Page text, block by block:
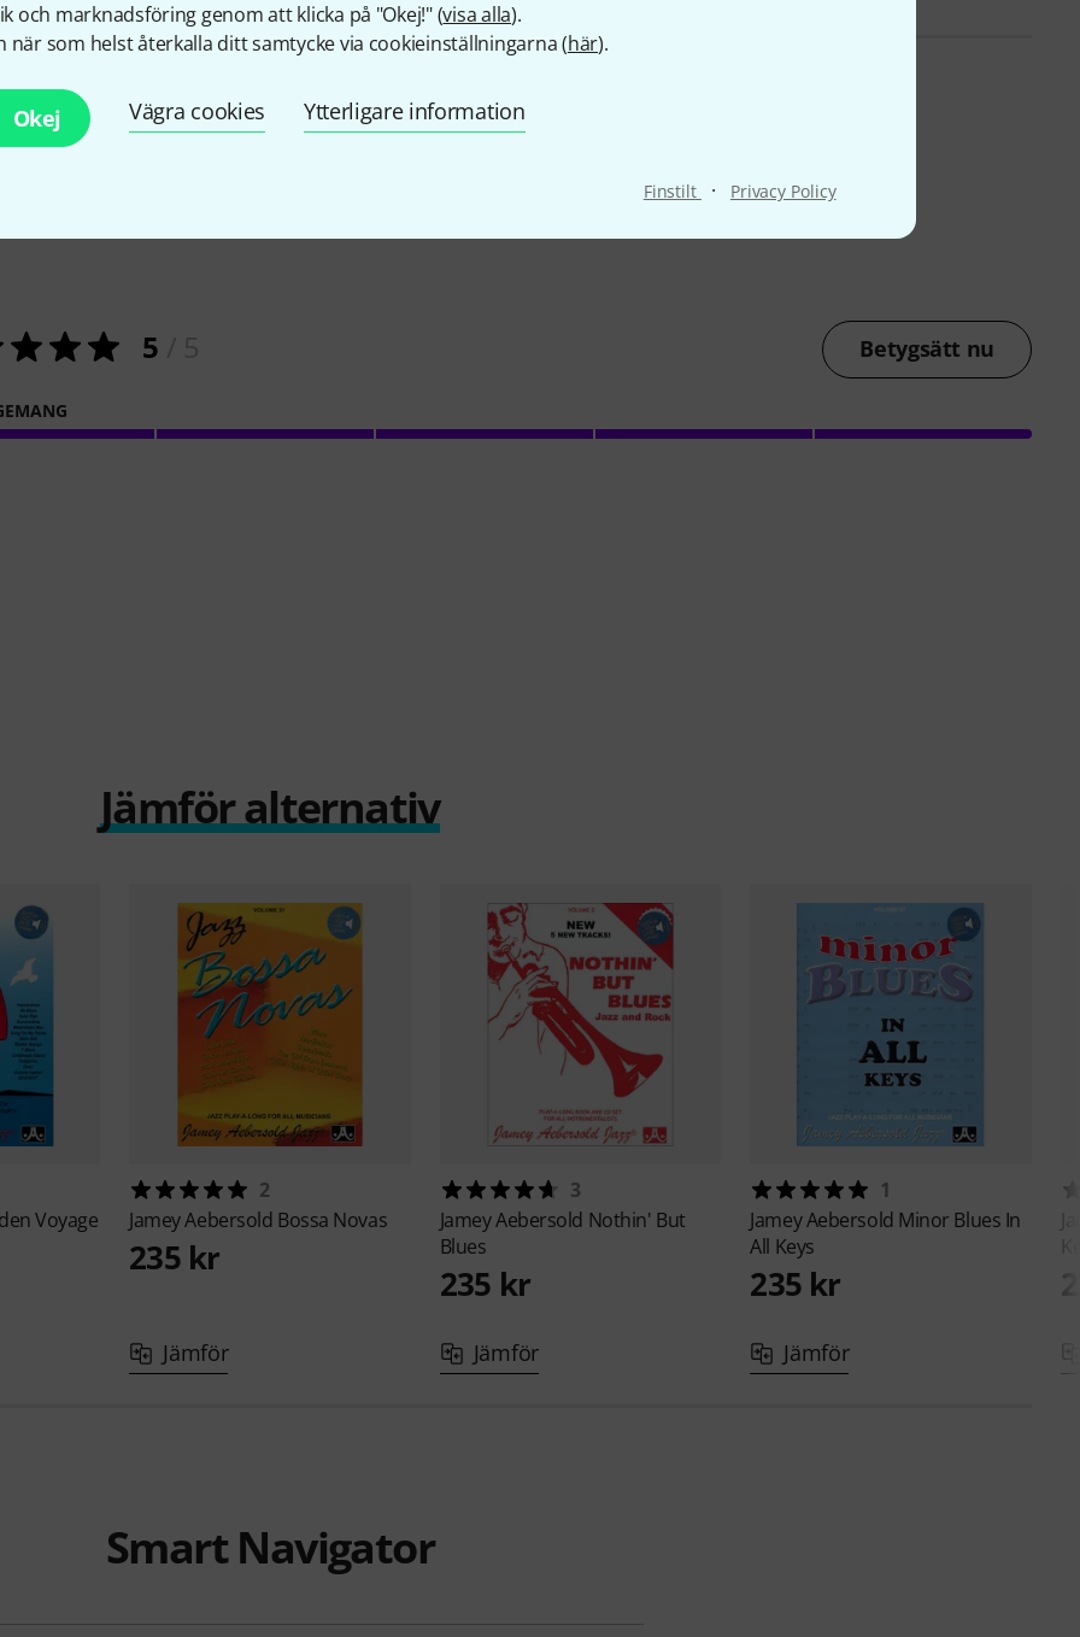
och marknadsföring genom att klicka på "Okej!" (visa alla).
när som helst återkalla ditt samtycke via cookieinställningarna (här).
Okej Vägra cookies Ytterligare information
Finstilt · Privacy Policy
5 Betygsätt nu
Jämför alternativ
Voyage
2
Jamey Aebersold Bossa Novas
235 kr
Jämför
3
Jamey Aebersold Nothin' But
Blues
235 kr
Jämför
1
Jamey Aebersold Minor Blues In
All Keys
235 kr
Jämför
Smart Navigator